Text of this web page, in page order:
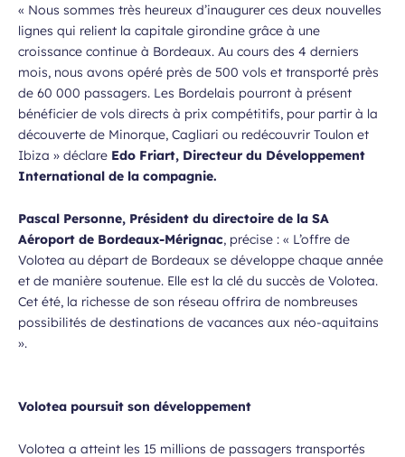
« Nous sommes très heureux d’inaugurer ces deux nouvelles
lignes qui relient la capitale girondine grâce à une
croissance continue à Bordeaux. Au cours des 4 derniers
mois, nous avons opéré près de 500 vols et transporté près
de 60 000 passagers. Les Bordelais pourront à présent
bénéficier de vols directs à prix compétitifs, pour partir à la
découverte de Minorque, Cagliari ou redécouvrir Toulon et
Ibiza » déclare Edo Friart, Directeur du Développement
International de la compagnie.
Pascal Personne, Président du directoire de la SA
Aéroport de Bordeaux-Mérignac, précise : « L’offre de
Volotea au départ de Bordeaux se développe chaque année
et de manière soutenue. Elle est la clé du succès de Volotea.
Cet été, la richesse de son réseau offrira de nombreuses
possibilités de destinations de vacances aux néo-aquitains
».
Volotea poursuit son développement
Volotea a atteint les 15 millions de passagers transportés